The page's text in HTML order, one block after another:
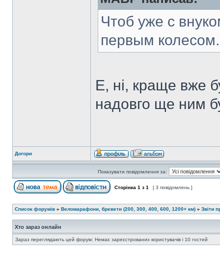
Чтоб уже с
первым
Е, ні, краще вже
надовго ще ним
Догори
Показувати повідомлення за:
Сторінка 1 з 1 [ 3 повідомлень ]
Список форумів » Веломарафони, бревети (200, 300, 400, 600, 1200+ км) » Звіти
Хто зараз онлайн
Зараз переглядають цей форум: Немає зареєстрованих користувачів і 10 гостей